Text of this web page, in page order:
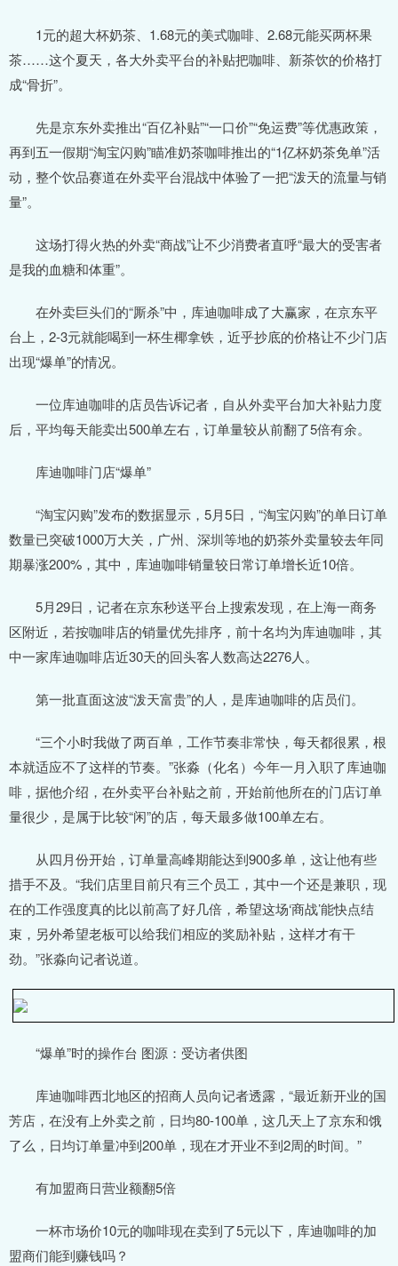
1元的超大杯奶茶、1.68元的美式咖啡、2.68元能买两杯果
茶……这个夏天，各大外卖平台的补贴把咖啡、新茶饮的价格打
成“骨折”。
先是京东外卖推出“百亿补贴”“一口价”“免运费”等优惠政策，
再到五一假期“淘宝闪购”瞄准奶茶咖啡推出的“1亿杯奶茶免单”活
动，整个饮品赛道在外卖平台混战中体验了一把“泼天的流量与销
量”。
这场打得火热的外卖“商战”让不少消费者直呼“最大的受害者
是我的血糖和体重”。
在外卖巨头们的“厮杀”中，库迪咖啡成了大赢家，在京东平
台上，2-3元就能喝到一杯生椰拿铁，近乎抄底的价格让不少门店
出现“爆单”的情况。
一位库迪咖啡的店员告诉记者，自从外卖平台加大补贴力度
后，平均每天能卖出500单左右，订单量较从前翻了5倍有余。
库迪咖啡门店“爆单”
“淘宝闪购”发布的数据显示，5月5日，“淘宝闪购”的单日订单
数量已突破1000万大关，广州、深圳等地的奶茶外卖量较去年同
期暴涨200%，其中，库迪咖啡销量较日常订单增长近10倍。
5月29日，记者在京东秒送平台上搜索发现，在上海一商务
区附近，若按咖啡店的销量优先排序，前十名均为库迪咖啡，其
中一家库迪咖啡店近30天的回头客人数高达2276人。
第一批直面这波“泼天富贵”的人，是库迪咖啡的店员们。
“三个小时我做了两百单，工作节奏非常快，每天都很累，根
本就适应不了这样的节奏。”张淼（化名）今年一月入职了库迪咖
啡，据他介绍，在外卖平台补贴之前，开始前他所在的门店订单
量很少，是属于比较“闲”的店，每天最多做100单左右。
从四月份开始，订单量高峰期能达到900多单，这让他有些
措手不及。“我们店里目前只有三个员工，其中一个还是兼职，现
在的工作强度真的比以前高了好几倍，希望这场‘商战’能快点结
束，另外希望老板可以给我们相应的奖励补贴，这样才有干
劲。”张淼向记者说道。
“爆单”时的操作台 图源：受访者供图
库迪咖啡西北地区的招商人员向记者透露，“最近新开业的国
芳店，在没有上外卖之前，日均80-100单，这几天上了京东和饿
了么，日均订单量冲到200单，现在才开业不到2周的时间。”
有加盟商日营业额翻5倍
一杯市场价10元的咖啡现在卖到了5元以下，库迪咖啡的加
盟商们能到赚钱吗？